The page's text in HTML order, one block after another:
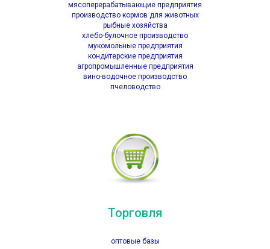
мясоперерабатывающие предприятия
производство кормов для животных
рыбные хозяйства
хлебо-булочное производство
мукомольные предприятия
кондитерские предприятия
агропромышленные предприятия
вино-водочное производство
пчеловодство
Торговля
оптовые базы